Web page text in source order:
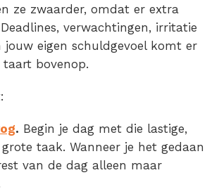
ze zwaarder, omdat er extra
verwachtingen, irritatie
jouw eigen schuldgevoel komt er
bovenop.
. Begin je dag met die lastige,
taak. Wanneer je het gedaan
van de dag alleen maar